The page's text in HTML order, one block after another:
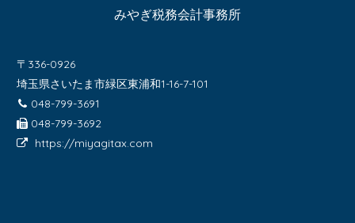
みやぎ税務会計事務所
〒336-0926
埼玉県さいたま市緑区東浦和1-16-7-101
048-799-3691
048-799-3692
https://miyagitax.com